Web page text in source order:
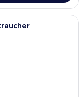
mit Essbereich,